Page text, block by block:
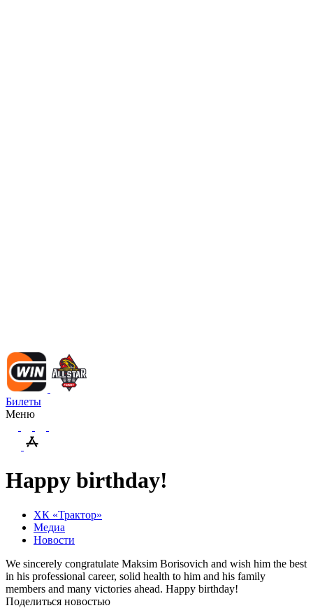
Билеты
Меню
Happy birthday!
ХК «Трактор»
Медиа
Новости
We sincerely congratulate Maksim Borisovich and wish him the best
in his professional career, solid health to him and his family
members and many victories ahead. Happy birthday!
Поделиться новостью